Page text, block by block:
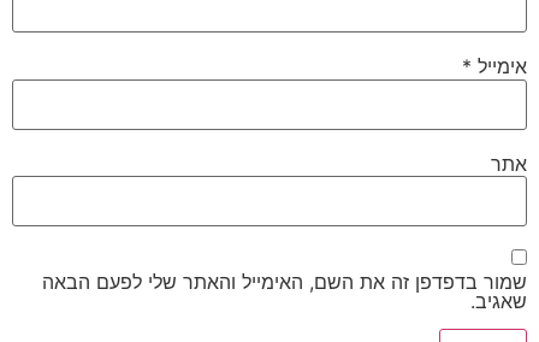
אימייל *
אתר
שמור בדפדפן זה את השם, האימייל והאתר שלי לפעם הבאה
שאגיב.